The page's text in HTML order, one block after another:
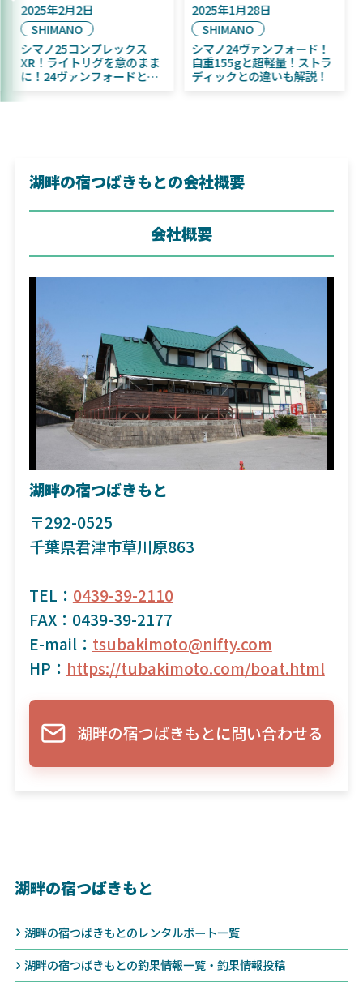
9月16日
11月発売予定！
ふく魚／ちびふく魚
グベイト初心者にお
2025年2月2日
SHIMANO
シマノ25コンプレックス
XR！ライトリグを意のまま
に！24ヴァンフォードとの
シマノ
自重
ディッ
湖畔の宿つばきもとの会社概要
会社概要
湖畔の宿つばきもと
〒292-0525
千葉県君津市草川原863
TEL： 0439-39-2110
FAX：0439-39-2177
E-mail： tsubakimoto@nifty.com
HP： https://tubakimoto.com/boat.html
湖畔の宿つばきもとに問い合わせる
湖畔の宿つばきもと
湖畔の宿つばきもとのレンタルボート一覧
湖畔の宿つばきもとの釣果情報一覧・釣果情報投稿